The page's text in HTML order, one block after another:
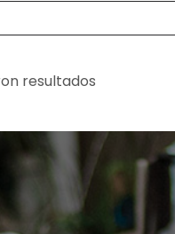
resultados